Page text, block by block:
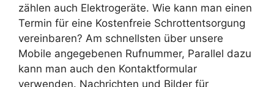
zählen auch Elektrogeräte. Wie kann man einen
Termin für eine Kostenfreie Schrottentsorgung
vereinbaren? Am schnellsten über unsere
Mobile angegebenen Rufnummer, Parallel dazu
kann man auch den Kontaktformular
verwenden. Nachrichten und Bilder für